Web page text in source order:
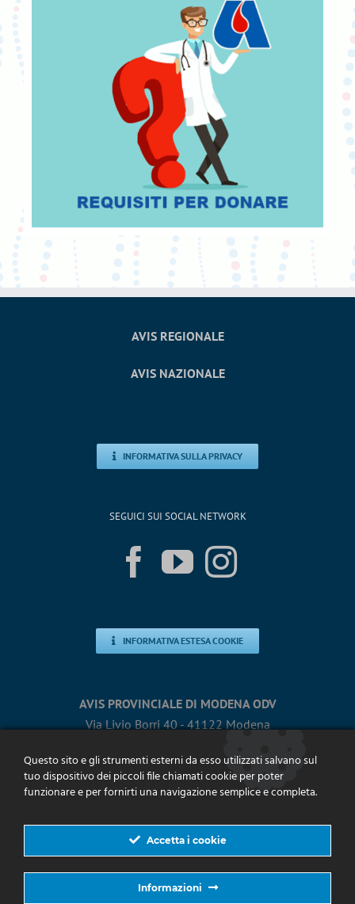
AVIS REGIONALE
AVIS NAZIONALE
INFORMATIVA SULLA PRIVACY
SEGUICI SUI SOCIAL NETWORK
INFORMATIVA ESTESA COOKIE
AVIS PROVINCIALE DI MODENA ODV
Via Livio Borri 40 - 41122 Modena
provinciale@avismodena.it
avis.provinciale@pec.avismodena.it
Questo sito e gli strumenti esterni da esso utilizzati salvano sul
tuo dispositivo dei piccoli file chiamati cookie per poter
funzionare e per fornirti una navigazione semplice e completa.
Accetta i cookie
Informazioni